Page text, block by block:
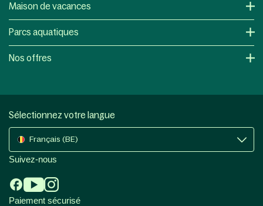
Maison de vacances
Parcs aquatiques
Nos offres
Sélectionnez votre langue
Français (BE)
Suivez-nous
Paiement sécurisé